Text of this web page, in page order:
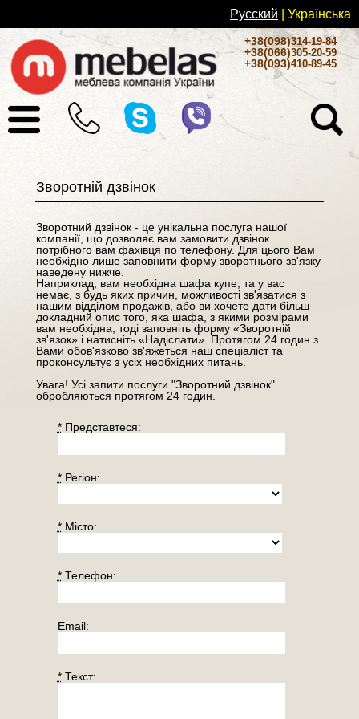
Русский | Українськa
+38(098)314-19-84
+38(066)305-20-59
+38(093)410-89-45
Зворотній дзвінок
Зворотний дзвінок - це унікальна послуга нашої
компанії, що дозволяє вам замовити дзвінок
потрібного вам фахівця по телефону. Для цього Вам
необхідно лише заповнити форму зворотнього зв'язку
наведену нижче.
Наприклад, вам необхідна шафа купе, та у вас
немає, з будь яких причин, можливості зв'язатися з
нашим відділом продажів, або ви хочете дати більш
докладний опис того, яка шафа, з якими розмірами
вам необхідна, тоді заповніть форму «Зворотній
зв'язок» і натисніть «Надіслати». Протягом 24 годин з
Вами обов'язково зв'яжеться наш спеціаліст та
проконсультує з усіх необхідних питань.
Увага! Усі запити послуги "Зворотний дзвінок"
обробляються протягом 24 годин.
*Представтеся:
*Регiон:
*Місто:
*Телефон:
Email:
*Текст: